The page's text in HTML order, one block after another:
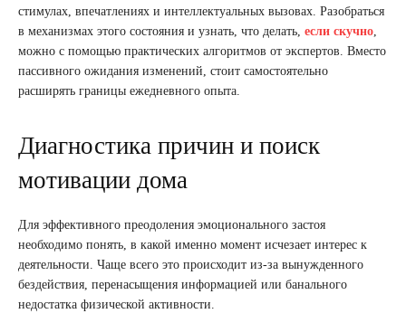
стимулах, впечатлениях и интеллектуальных вызовах. Разобраться
в механизмах этого состояния и узнать, что делать, если скучно,
можно с помощью практических алгоритмов от экспертов. Вместо
пассивного ожидания изменений, стоит самостоятельно
расширять границы ежедневного опыта.
Диагностика причин и поиск
мотивации дома
Для эффективного преодоления эмоционального застоя
необходимо понять, в какой именно момент исчезает интерес к
деятельности. Чаще всего это происходит из-за вынужденного
бездействия, перенасыщения информацией или банального
недостатка физической активности.